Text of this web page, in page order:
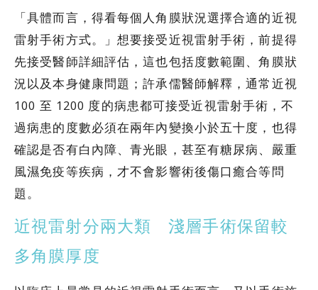
「具體而言，得看每個人角膜狀況選擇合適的近視
雷射手術方式。」想要接受近視雷射手術，前提得
先接受醫師詳細評估，這也包括度數範圍、角膜狀
況以及本身健康問題；許承儒醫師解釋，通常近視
100 至 1200 度的病患都可接受近視雷射手術，不
過病患的度數必須在兩年內變換小於五十度，也得
確認是否有白內障、青光眼，甚至有糖尿病、嚴重
風濕免疫等疾病，才不會影響術後傷口癒合等問
題。
近視雷射分兩大類 淺層手術保留較
多角膜厚度